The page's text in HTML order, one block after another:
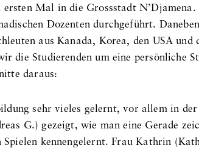
ersten Mal in die Grossstadt
Dozenten durchgeführt.
aus Kanada, Korea, den USA und
die Studierenden um eine persönliche
daraus:
sehr vieles gelernt, vor allem in
G.) gezeigt, wie man eine Gerade
Spielen kennengelernt. Frau Kathrin